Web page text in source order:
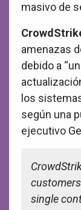
masivo de
amenazas
debido a
los
según una
ejecutivo
single